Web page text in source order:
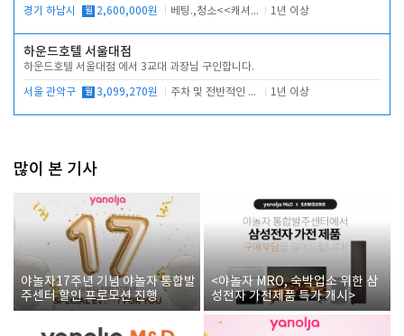
경기 하남시 월 2,600,000원 베팅.,청소<<캐셔 모셔봅니다. 1년 이상
하운드호텔 서울대점
하운드호텔 서울대점 에서 3교대 과장님 구인합니다.
서울 관악구 월 3,099,270원 주차 및 전반적인 당번업무 1년 이상
많이 본 기사
야놀자17주년 기념 야놀자 통합발
주센터 할인 프로모션 진행
<야놀자 MRO, 숙박업소 위한 삼
성전자 가전제품 특가 개시>